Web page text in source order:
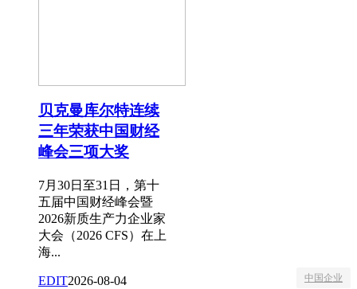
贝克曼库尔特连续
三年荣获中国财经
峰会三项大奖
7月30日至31日，第十
五届中国财经峰会暨
2026新质生产力企业家
大会（2026 CFS）在上
海...
EDIT2026-08-04 中国企业